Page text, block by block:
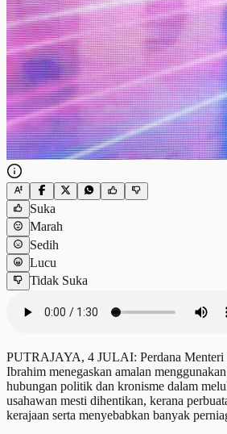
Suka
Marah
Sedih
Lucu
Tidak Suka
PUTRAJAYA, 4 JULAI: Perdana Menteri
Ibrahim menegaskan amalan
hubungan politik dan kronisme dalam
usahawan mesti dihentikan, kerana
kerajaan serta menyebabkan banyak